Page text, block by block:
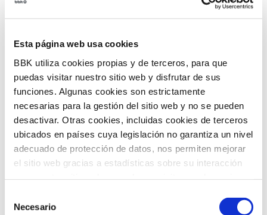
Esta página web usa cookies
BBK utiliza cookies propias y de terceros, para que
puedas visitar nuestro sitio web y disfrutar de sus
funciones. Algunas cookies son estrictamente
necesarias para la gestión del sitio web y no se pueden
desactivar. Otras cookies, incluidas cookies de terceros
ubicados en países cuya legislación no garantiza un nivel
adecuado de protección de datos, nos permiten mejorar
el sitio web gracias a estadísticas sobre su interacción
el uso que haga del sitio web con nuestros partners de
Necesario
tendencias globales más relevantes, de
internacionales de referencia. Su
propósito es traducir estos análisis en
claves útiles para el desarrollo social,
económico y tecnológico del territorio.
Convocatoria de ayudas